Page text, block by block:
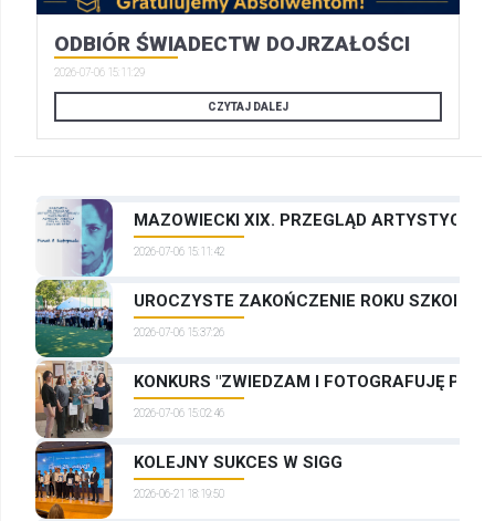
ODBIÓR ŚWIADECTW DOJRZAŁOŚCI
2026-07-06 15:11:29
CZYTAJ DALEJ
MAZOWIECKI XIX. PRZEGLĄD
2026-07-06 15:11:42
UROCZYSTE ZAKOŃCZENIE ROKU
2026-07-06 15:37:26
KONKURS "ZWIEDZAM I FOTOGRAFUJĘ
2026-07-06 15:02:46
KOLEJNY SUKCES W SIGG
2026-06-21 18:19:50